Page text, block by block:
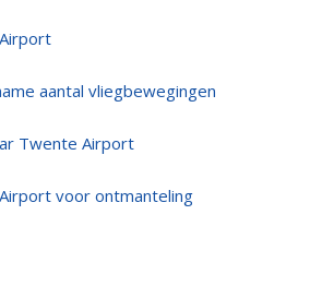
aantal vliegbewegingen
Twente Airport
voor ontmanteling